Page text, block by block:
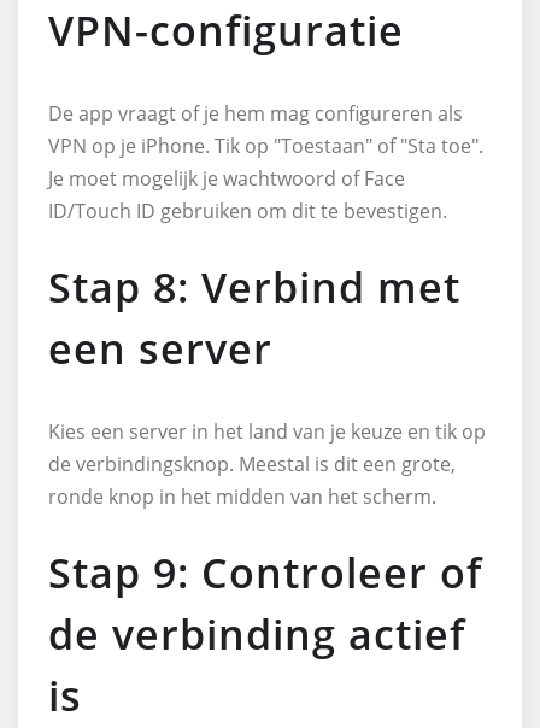
VPN-configuratie
De app vraagt of je hem mag configureren als
VPN op je iPhone. Tik op "Toestaan" of "Sta toe".
Je moet mogelijk je wachtwoord of Face
ID/Touch ID gebruiken om dit te bevestigen.
Stap 8: Verbind met
een server
Kies een server in het land van je keuze en tik op
de verbindingsknop. Meestal is dit een grote,
ronde knop in het midden van het scherm.
Stap 9: Controleer of
de verbinding actief
is